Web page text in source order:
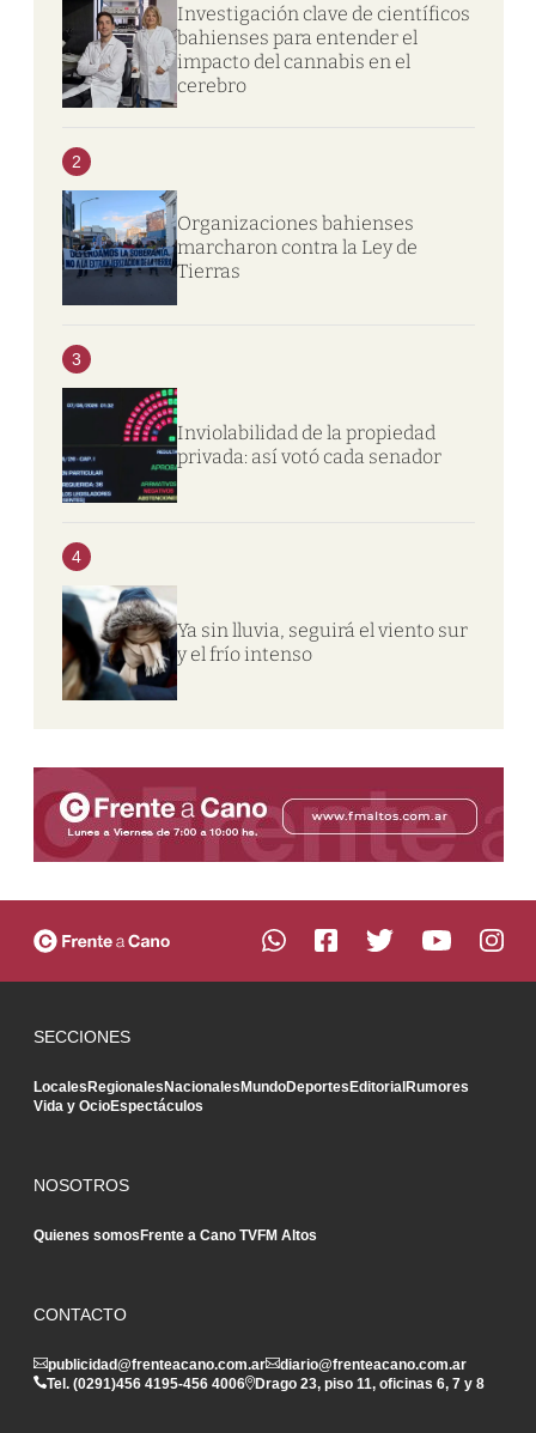
Investigación clave de científicos
bahienses para entender el
impacto del cannabis en el
cerebro
2
Organizaciones bahienses
marcharon contra la Ley de
Tierras
3
Inviolabilidad de la propiedad
privada: así votó cada senador
4
Ya sin lluvia, seguirá el viento sur
y el frío intenso
SECCIONES
LocalesRegionalesNacionalesMundoDeportesEditorialRumores
Vida y OcioEspectáculos
NOSOTROS
Quienes somosFrente a Cano TVFM Altos
CONTACTO
publicidad@frenteacano.com.ar
diario@frenteacano.com.ar
Tel. (0291)456 4195-456 4006 Drago 23, piso 11, oficinas 6, 7 y 8